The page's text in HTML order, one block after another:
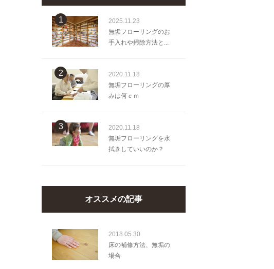
1
2025.11.23
無垢フローリングのお
手入れや掃除方法と...
2
2020.11.18
無垢フローリングの厚
みは何ｃｍ
3
2020.11.18
無垢フローリングを水
拭きしていいのか？
オススメの記事
2018.05.30
床の補修方法、無垢の
場合